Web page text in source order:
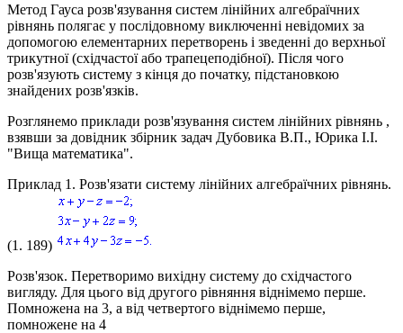
Метод Гауса розв'язування систем лінійних алгебраїчних
рівнянь полягає у послідовному виключенні невідомих за
допомогою елементарних перетворень і зведенні до верхньої
трикутної (східчастої або трапецеподібної). Після чого
розв'язують систему з кінця до початку, підстановкою
знайдених розв'язків.
Розглянемо приклади розв'язування систем лінійних рівнянь ,
взявши за довідник збірник задач Дубовика В.П., Юрика І.І.
"Вища математика".
Приклад 1. Розв'язати систему лінійних алгебраїчних рівнянь.
(1. 189)
Розв'язок. Перетворимо вихідну систему до східчастого
вигляду. Для цього від другого рівняння віднімемо перше.
Помножена на 3, а від четвертого віднімемо перше,
помножене на 4